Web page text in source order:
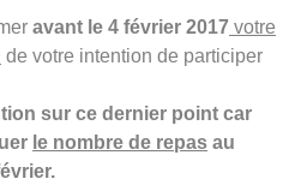
avant le 4 février 2017 votre
de votre intention de participer
sur ce dernier point car
le nombre de repas au